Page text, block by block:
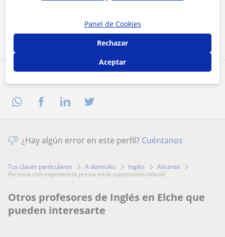
Contactar ahora
¿Hay algún error en este perfil? Cuéntanos
Tus clases particulares A domicilio Inglés
Alicante
persona con experiencia previa en la supervisión infantil
Otros profesores de Inglés en Elche que
pueden interesarte
Panel de Cookies
Rechazar
Aceptar